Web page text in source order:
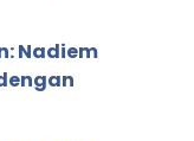
Nadiem